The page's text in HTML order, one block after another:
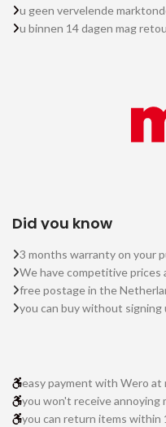
u geen vervelende
u binnen 14 dagen mag
Did you know
3 months warranty on your
We have competitive prices
free postage in the
you can buy without
easy payment with Wero at
you won't receive annoying
you can return items within